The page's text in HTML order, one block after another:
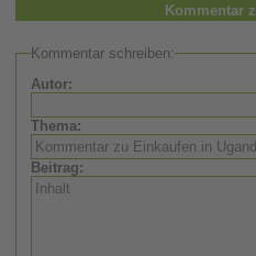
Kommentar
Kommentar schreiben:
Autor:
Thema:
Beitrag: